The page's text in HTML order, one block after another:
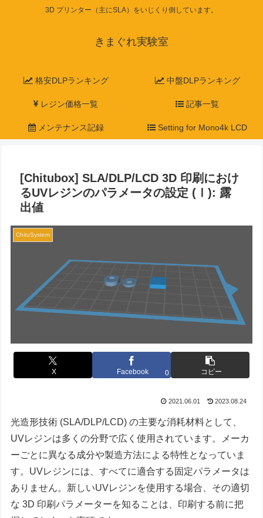
3D プリンター（主にSLA）をいじくり倒しています。
きまぐれ実験室
格安DLPランキング 中盤DLPランキング
レジン価格一覧 記事一覧
メンテナンス記録 Setting for Mono4k LCD
[Chitubox] SLA/DLP/LCD 3D 印刷におけ
るUVレジンのパラメータの設定 (Ⅰ): 露
出値
ChituSystem
X Facebook 0 コピー
2021.06.01 2023.08.24
光造形技術 (SLA/DLP/LCD) の主要な消耗材料として、
UVレジンは多くの分野で広く使用されています。メーカ
ーごとに異なる成分や製造方法による特性となっていま
す。UVレジンには、すべてに適合する固定パラメータは
ありません。新しいUVレジンを使用する場合、その適切
な 3D 印刷パラメーターを知ることは、印刷する前に把